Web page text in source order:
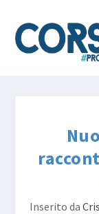
Inserito da